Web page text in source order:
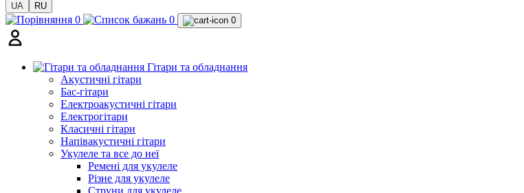
UA RU
0 0 0
Гітари та обладнання
Акустичні гітари
Бас-гітари
Електроакустичні гітари
Електрогітари
Класичні гітари
Напівакустичні гітари
Укулеле та все до неї
Ремені для укулеле
Різне для укулеле
Струни для укулеле